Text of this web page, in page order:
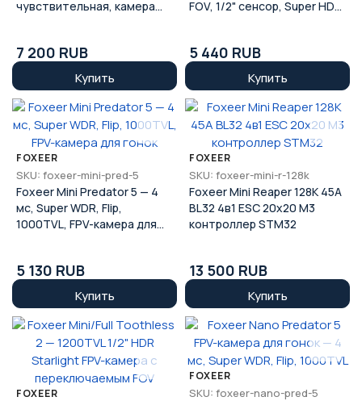
чувствительная, камера
7 200 RUB
Купить
FOV, 1/2" сенсор, Super HDR,
5 440 RUB
Купить
FOXEER
SKU: foxeer-mini-pred-5
Foxeer Mini Predator 5 — 4
мс, Super WDR, Flip,
1000TVL, FPV-камера для
5 130 RUB
Купить
FOXEER
SKU: foxeer-mini-r-128k
Foxeer Mini Reaper 128K 45A
BL32 4в1 ESC 20x20 М3
контроллер STM32
13 500 RUB
Купить
FOXEER
FOXEER
SKU: foxeer-nano-pred-5